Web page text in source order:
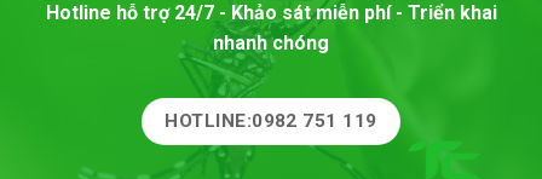
Hotline hỗ trợ 24/7 - Khảo sát miễn phí - Triển khai
nhanh chóng
HOTLINE:0982 751 119